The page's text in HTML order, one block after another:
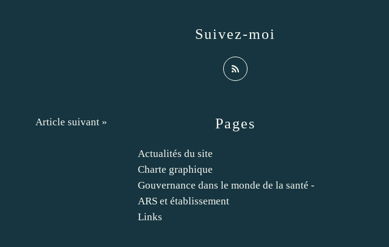
Article suivant » Pages
Actualités du site
Charte graphique
Gouvernance dans le monde de la santé -
ARS et établissement
Links
Suivez-moi